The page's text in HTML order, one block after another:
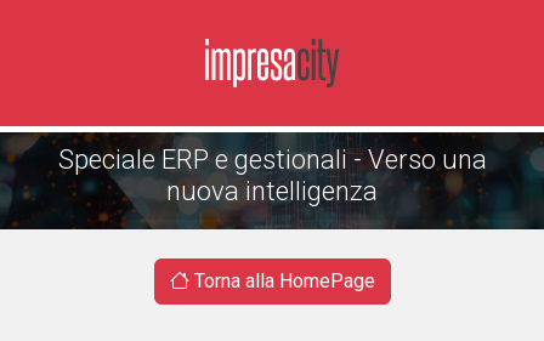
Speciale ERP e gestionali - Verso una
nuova intelligenza
Torna alla HomePage